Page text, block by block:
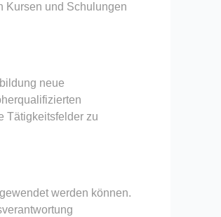
Kursen und Schulungen
neue
Tätigkeitsfelder zu
werden können.